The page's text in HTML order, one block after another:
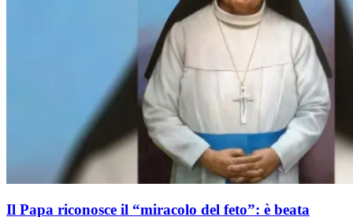
Il Papa riconosce il “miracolo del feto”: è beata